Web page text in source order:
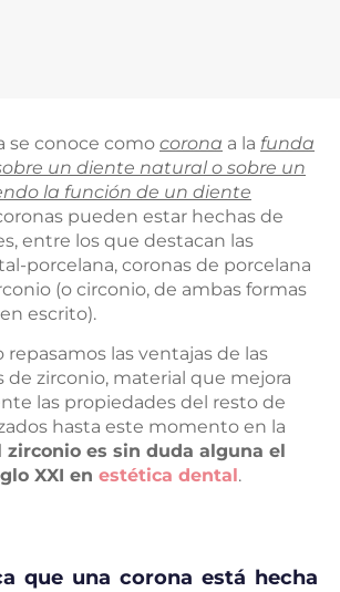
se conoce como corona a la funda
un diente natural o sobre un
la función de un diente
pueden estar hechas de
entre los que destacan las
porcelana, coronas de porcelana
(o circonio, de ambas formas
escrito).
repasamos las ventajas de las
de zirconio, material que mejora
las propiedades del resto de
hasta este momento en la
zirconio es sin duda alguna el
XXI en estética dental .
que una corona está hecha